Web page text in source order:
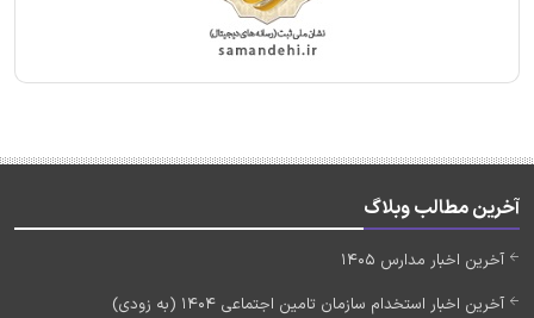
آخرین مطالب وبلاگ
آخرین اخبار مدارس 1405
آخرین اخبار استخدام سازمان تامین اجتماعی 1404 (به زودی)